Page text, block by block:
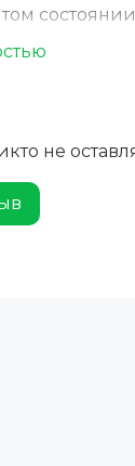
состоянии
x 2 x 2,5 см.
не